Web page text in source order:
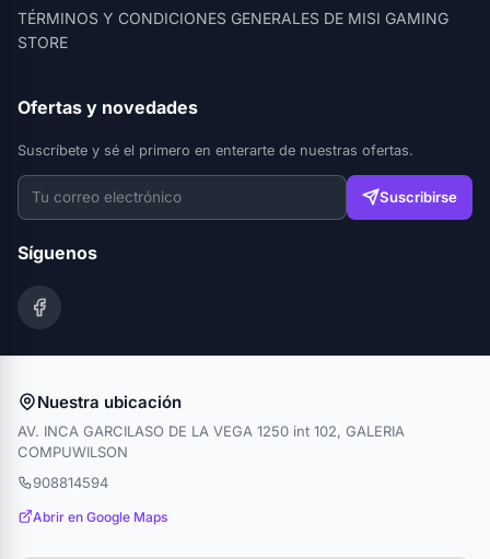
TÉRMINOS Y CONDICIONES GENERALES DE MISI GAMING
STORE
Ofertas y novedades
Suscríbete y sé el primero en enterarte de nuestras ofertas.
Suscribirse
Síguenos
Nuestra ubicación
AV. INCA GARCILASO DE LA VEGA 1250 int 102, GALERIA
COMPUWILSON
908814594
Abrir en Google Maps